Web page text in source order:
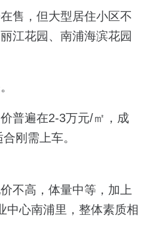
售，但大型居住小区不
江花园、南浦海滨花园
普遍在2-3万元/㎡，成
刚需上车。
不高，体量中等，加上
中心南浦里，整体素质相